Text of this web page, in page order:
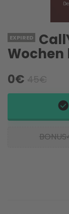
EXPIRED
Wochen
0€ 45€